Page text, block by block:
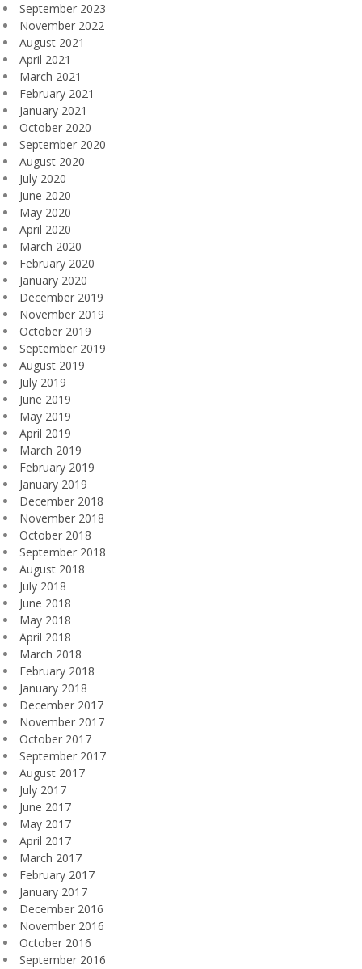
September 2023
November 2022
August 2021
April 2021
March 2021
February 2021
January 2021
October 2020
September 2020
August 2020
July 2020
June 2020
May 2020
April 2020
March 2020
February 2020
January 2020
December 2019
November 2019
October 2019
September 2019
August 2019
July 2019
June 2019
May 2019
April 2019
March 2019
February 2019
January 2019
December 2018
November 2018
October 2018
September 2018
August 2018
July 2018
June 2018
May 2018
April 2018
March 2018
February 2018
January 2018
December 2017
November 2017
October 2017
September 2017
August 2017
July 2017
June 2017
May 2017
April 2017
March 2017
February 2017
January 2017
December 2016
November 2016
October 2016
September 2016